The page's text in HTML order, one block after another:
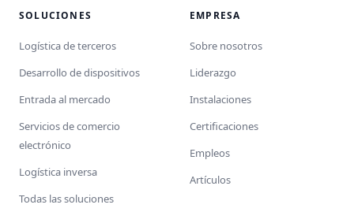
SOLUCIONES
Logística de terceros
Desarrollo de dispositivos
Entrada al mercado
Servicios de comercio
electrónico
Logística inversa
Todas las soluciones
EMPRESA
Sobre nosotros
Liderazgo
Instalaciones
Certificaciones
Empleos
Artículos